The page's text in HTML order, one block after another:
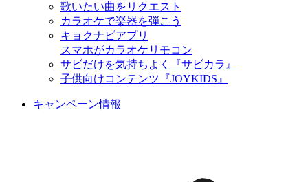
歌いたい曲をリクエスト
カラオケで楽器を弾こう
キョクナビアプリ
スマホがカラオケリモコン
サビだけを気持ちよく『サビカラ』
子供向けコンテンツ『JOYKIDS』
キャンペーン情報